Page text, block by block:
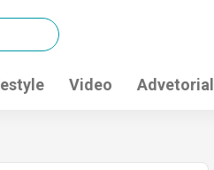
Video Advetorial